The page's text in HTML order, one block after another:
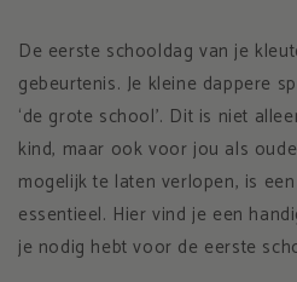
De eerste schooldag van je
gebeurtenis. Je kleine dappere
‘de grote school’. Dit is niet
kind, maar ook voor jou als
mogelijk te laten verlopen, is
essentieel. Hier vind je een
je nodig hebt voor de eerste